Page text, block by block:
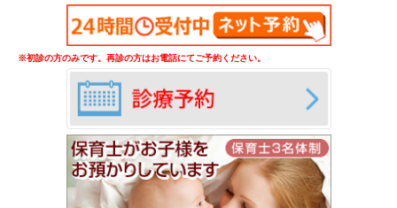
※初診の方のみです。再診の方はお電話にてご予約ください。